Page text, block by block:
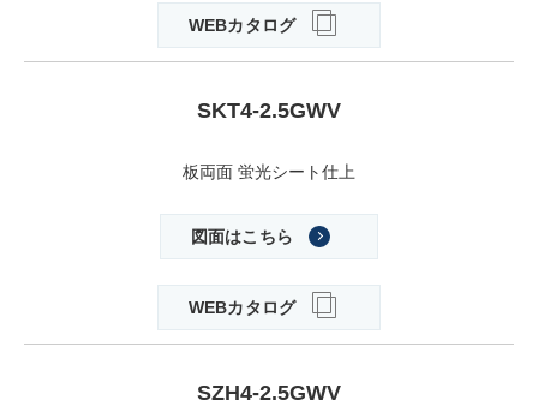
WEBカタログ
SKT4-2.5GWV
板両面 蛍光シート仕上
図面はこちら
WEBカタログ
SZH4-2.5GWV